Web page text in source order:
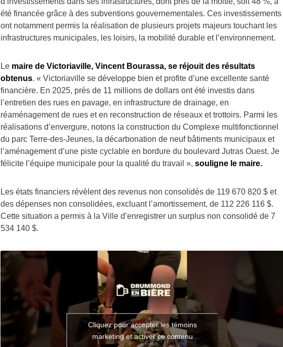
été financée grâce à des subventions gouvernementales. Ces investissements
ont notamment permis la réalisation de plusieurs projets majeurs touchant les
infrastructures municipales, les loisirs, la mobilité durable et l’environnement.
Le maire de Victoriaville, Vincent Bourassa, se réjouit des résultats
obtenus. « Victoriaville se développe bien et profite d’une excellente santé
financière. En 2025, près de 11 millions de dollars ont été investis dans
l’entretien des rues en pavage, en infrastructure de drainage, en
réaménagement de rues et en reconstruction de réseaux et trottoirs. Parmi les
réalisations d’envergure, notons la construction du Complexe multifonctionnel
du parc Terre-des-Jeunes, la décarbonation de neuf bâtiments municipaux et
l’aménagement d’une piste cyclable en bordure du boulevard Jutras Ouest. Je
félicite l’équipe municipale pour la qualité du travail », souligne le maire.
Les états financiers révèlent des revenus non consolidés de 119 670 820 $ et
des dépenses non consolidées, excluant l’amortissement, de 112 226 116 $.
Cette situation a permis à la Ville d’enregistrer un surplus non consolidé de 7
534 140 $.
Cliquez pour accepter les témoins
marketing et activer ce contenu